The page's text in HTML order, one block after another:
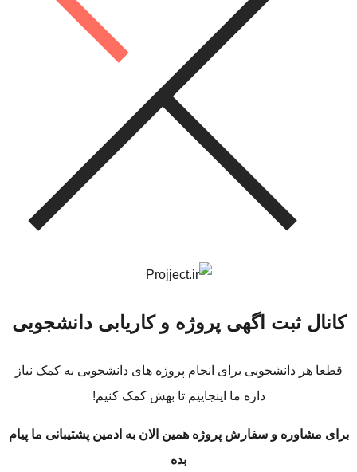
کانال ثبت اگهی پروژه و کاریابی دانشجویی
قطعا هر دانشجویی برای انجام پروژه های دانشجویی به کمک نیاز
داره ما اینجاییم تا بهش کمک کنیم!
برای مشاوره و سفارش پروژه همین الان به ادمین پشتیبانی ما پیام
بده